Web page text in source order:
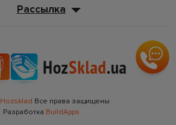
Рассылка
Hozsklad Все права защищены
Разработка BuildApps